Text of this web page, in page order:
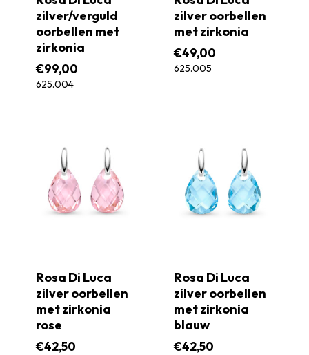
zilver/verguld
oorbellen met
zirkonia
€99,00
625.004
zilver oorbellen
met zirkonia
€49,00
625.005
Rosa Di Luca
zilver oorbellen
met zirkonia
rose
€42,50
Rosa Di Luca
zilver oorbellen
met zirkonia
blauw
€42,50